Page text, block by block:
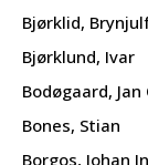
Bjørklid,
Bjørklund, Ivar
Bodøgaard, Jan
Bones, Stian
Borgos, Johan